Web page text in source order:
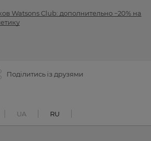
Watsons Club: дополнительно −20% на
Поділитись із друзями
UA RU